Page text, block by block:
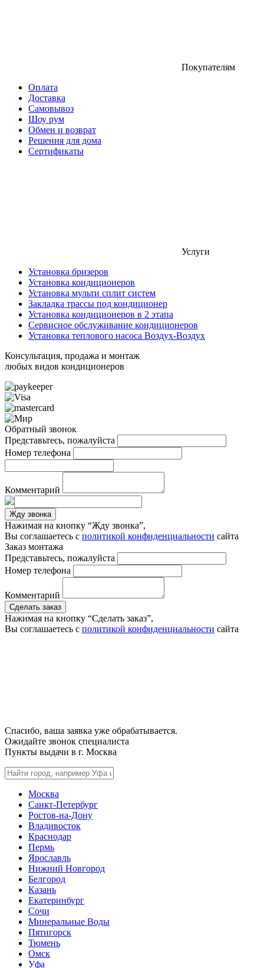
Покупателям
Оплата
Доставка
Самовывоз
Шоу рум
Обмен и возврат
Решения для дома
Сертификаты
Услуги
Установка бризеров
Установка кондиционеров
Установка мульти сплит систем
Закладка трассы под кондиционер
Установка кондиционеров в 2 этапа
Сервисное обслуживание кондиционеров
Установка теплового насоса Воздух-Воздух
Консультация, продажа и монтаж
любых видов кондиционеров
Обратный звонок
Представьтесь, пожалуйста
Номер телефона
Комментарий
Жду звонка
Нажимая на кнопку “Жду звонка”,
Вы соглашаетесь с политикой конфиденциальности сайта
Заказ монтажа
Представьтесь, пожалуйста
Номер телефона
Комментарий
Сделать заказ
Нажимая на кнопку “Сделать заказ”,
Вы соглашаетесь с политикой конфиденциальности сайта
Спасибо, ваша заявка уже обрабатывается.
Ожидайте звонок специалиста
Пункты выдачи в г. Москва
Москва
Санкт-Петербург
Ростов-на-Дону
Владивосток
Краснодар
Пермь
Ярославль
Нижний Новгород
Белгород
Казань
Екатеринбург
Сочи
Минеральные Воды
Пятигорск
Тюмень
Омск
Уфа